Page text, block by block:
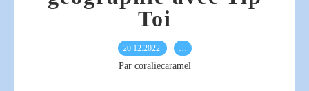
Toi
20.12.2022 …
Par coraliecaramel